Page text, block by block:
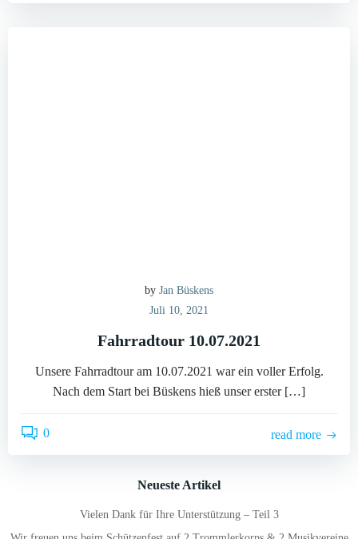
by Jan Büskens
Juli 10, 2021
Fahrradtour 10.07.2021
Unsere Fahrradtour am 10.07.2021 war ein voller Erfolg.
Nach dem Start bei Büskens hieß unser erster […]
0 read more
Neueste Artikel
Vielen Dank für Ihre Unterstützung – Teil 3